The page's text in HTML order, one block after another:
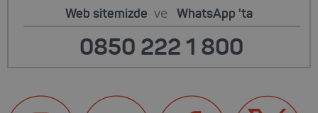
Web sitemizde ve WhatsApp 'ta
0850 222 1 800